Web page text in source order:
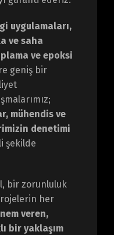
uygulamaları,
ve saha
ve epoksi
geniş bir
mühendis ve
denetimi
şekilde
bir zorunluluk
her
veren,
bir yaklaşım